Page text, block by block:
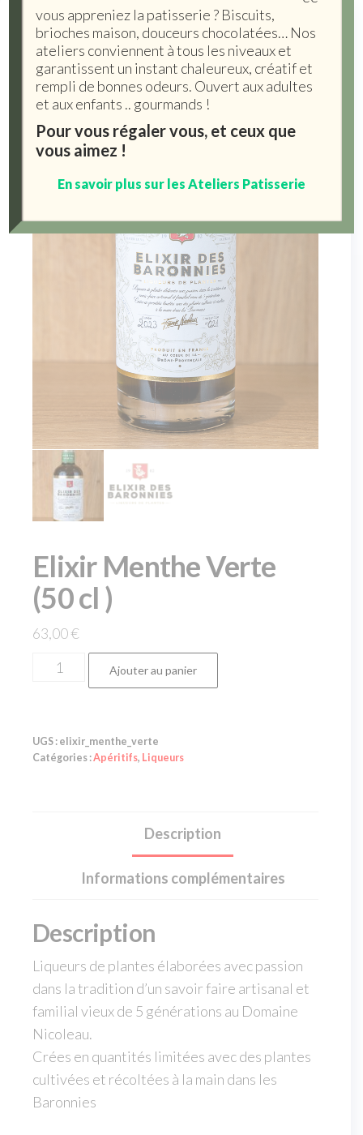
Elixir Menthe Verte
(50 cl )
63,00€
Ajouter au panier
UGS : elixir_menthe_verte
Catégories :Apéritifs, Liqueurs
Description
Informations complémentaires
Description
Liqueurs de plantes élaborées avec passion
dans la tradition d’un savoir faire artisanal et
familial vieux de 5 générations au Domaine
Nicoleau.
Crées en quantités limitées avec des plantes
cultivées et récoltées à la main dans les
Baronnies
vous appreniez la patisserie ? Biscuits,
brioches maison, douceurs chocolatées… Nos
ateliers conviennent à tous les niveaux et
garantissent un instant chaleureux, créatif et
rempli de bonnes odeurs. Ouvert aux adultes
et aux enfants .. gourmands !
Pour vous régaler vous, et ceux que
vous aimez !
En savoir plus sur les Ateliers Patisserie